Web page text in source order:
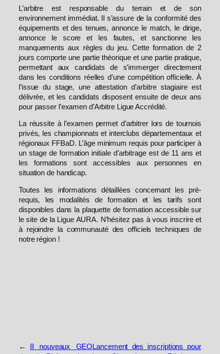
L’arbitre est responsable du terrain et de son
environnement immédiat. Il s’assure de la conformité des
équipements et des tenues, annonce le match, le dirige,
annonce le score et les fautes, et sanctionne les
manquements aux règles du jeu. Cette formation de 2
jours comporte une partie théorique et une partie pratique,
permettant aux candidats de s’immerger directement
dans les conditions réelles d’une compétition officielle. À
l’issue du stage, une attestation d’arbitre stagiaire est
délivrée, et les candidats disposent ensuite de deux ans
pour passer l’examen d’Arbitre Ligue Accrédité.
La réussite à l’examen permet d’arbitrer lors de tournois
privés, les championnats et interclubs départementaux et
régionaux FFBaD. L’âge minimum requis pour participer à
un stage de formation initiale d’arbitrage est de 11 ans et
les formations sont accessibles aux personnes en
situation de handicap.
Toutes les informations détaillées concernant les pré-
requis, les modalités de formation et les tarifs sont
disponibles dans la plaquette de formation accessible sur
le site de la Ligue AURA. N’hésitez pas à vous inscrire et
à rejoindre la communauté des officiels techniques de
notre région !
←
8 nouveaux GEO Lancement des inscriptions pour